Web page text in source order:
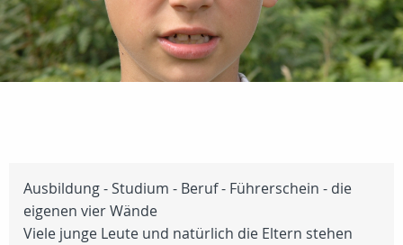
Ausbildung - Studium - Beruf - Führerschein - die
eigenen vier Wände
Viele junge Leute und natürlich die Eltern stehen